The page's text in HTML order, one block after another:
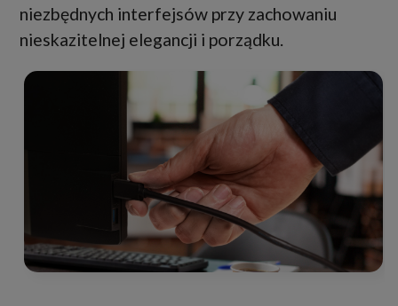
niezbędnych interfejsów przy zachowaniu
nieskazitelnej elegancji i porządku.